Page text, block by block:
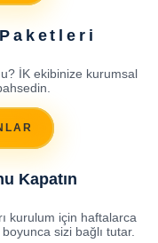
İK ekibinize kurumsal
Kapatın
kurulum için haftalarca
sizi bağlı tutar.